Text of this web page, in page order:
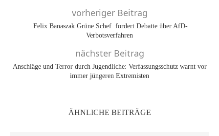
vorheriger Beitrag
Felix Banaszak Grüne Schef fordert Debatte über AfD-
Verbotsverfahren
nächster Beitrag
Anschläge und Terror durch Jugendliche: Verfassungsschutz warnt vor
immer jüngeren Extremisten
ÄHNLICHE BEITRÄGE